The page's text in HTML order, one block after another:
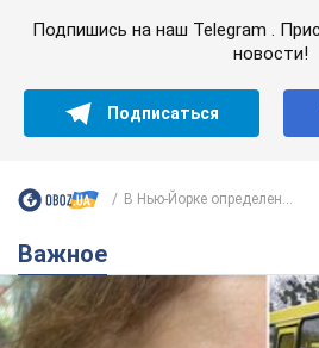
Подпишись на наш Telegram .
новости!
Подписаться
В Нью-Йорке определен...
Важное